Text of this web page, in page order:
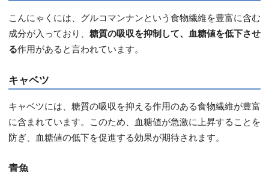
こんにゃくには、グルコマンナンという食物繊維を豊富に含む
成分が入っており、 糖質の吸収を抑制して、血糖値を低下させ
る作用があると言われています。
キャベツ
キャベツには、糖質の吸収を抑える作用のある食物繊維が豊富
に含まれています。このため、血糖値が急激に上昇することを
防ぎ、血糖値の低下を促進する効果が期待されます。
青魚